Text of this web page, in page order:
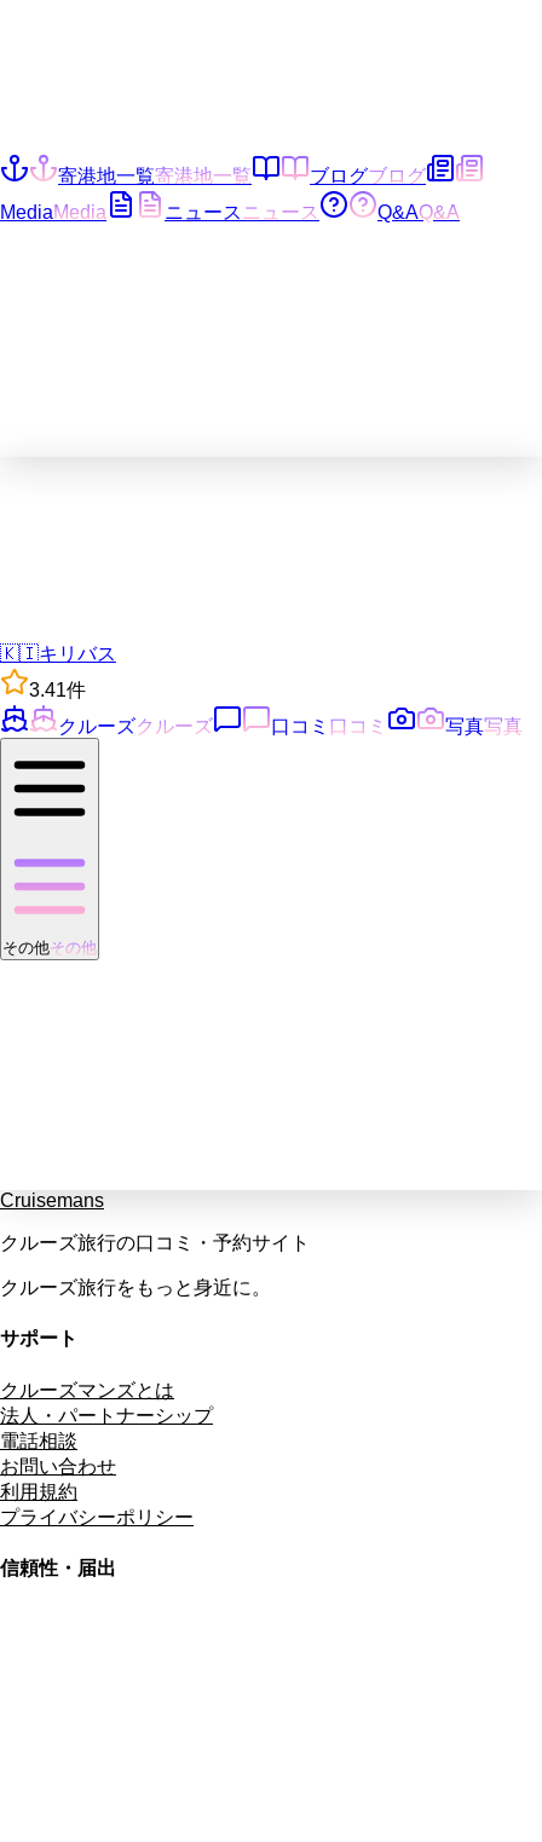
寄港地一覧寄港地一覧 ブログブログ
MediaMedia ニュース ニュース Q&AQ&A
🇰🇮キリバス
3.41件
クルーズクルーズ 口コミ 口コミ 写真写真
その他その他
Cruisemans
クルーズ旅行の口コミ・予約サイト
クルーズ旅行をもっと身近に。
サポート
クルーズマンズとは
法人・パートナーシップ
電話相談
お問い合わせ
利用規約
プライバシーポリシー
信頼性・届出